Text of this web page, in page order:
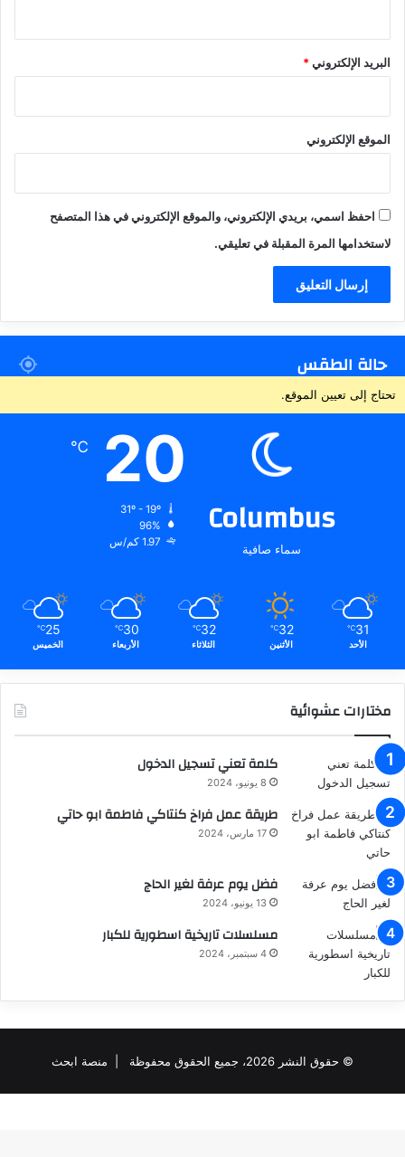
البريد الإلكتروني*
الموقع الإلكتروني
احفظ اسمي، بريدي الإلكتروني، والموقع الإلكتروني في هذا المتصفح
لاستخدامها المرة المقبلة في تعليقي.
حالة الطقس
تحتاج إلى تعيين الموقع.
Columbus
سماء صافية
20
℃
96%
1.97 كم/س
31
℃
الأحد
32
℃
الأثنين
32
℃
الثلاثاء
30
℃
الأربعاء
25
℃
الخميس
مختارات عشوائية
كلمة تعني تسجيل الدخول
8 يونيو، 2024
طريقة عمل فراخ كنتاكي فاطمة ابو حاتي
17 مارس، 2024
فضل يوم عرفة لغير الحاج
13 يونيو، 2024
مسلسلات تاريخية اسطورية للكبار
4 سبتمبر، 2024
© حقوق النشر 2026، جميع الحقوق محفوظة | منصة ابحث